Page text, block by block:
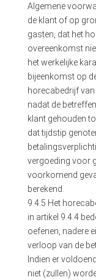
Algemene
de klant of op
gasten, dat het
overeenkomst
het werkelijke
bijeenkomst op
horecabedrijf
nadat de
klant gehouden
dat tijdstip
vergoeding voor
voorkomend
berekend.
9.4.5 Het
in artikel 9.4.4
oefenen, nadere
verloop van de
Indien er
niet (zullen)